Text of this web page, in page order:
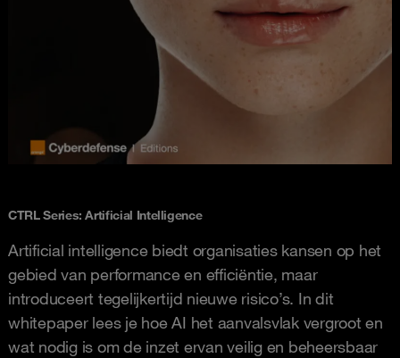
CTRL Series: Artificial Intelligence
Artificial intelligence biedt organisaties kansen op het
gebied van performance en efficiëntie, maar
introduceert tegelijkertijd nieuwe risico’s. In dit
whitepaper lees je hoe AI het aanvalsvlak vergroot en
wat nodig is om de inzet ervan veilig en beheersbaar